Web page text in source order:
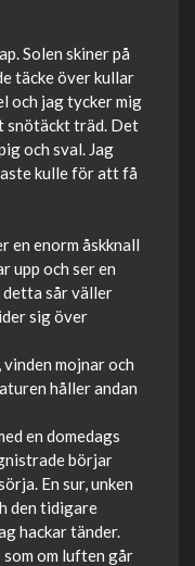
Solen skiner på
täcke över kullar
och jag tycker mig
snötäckt träd. Det
och sval. Jag
kulle för att få
en enorm åskknall
upp och ser en
detta sår väller
sig över
mojnar och
håller andan
en domedags
börjar
En sur, unken
den tidigare
hackar tänder.
som om luften går